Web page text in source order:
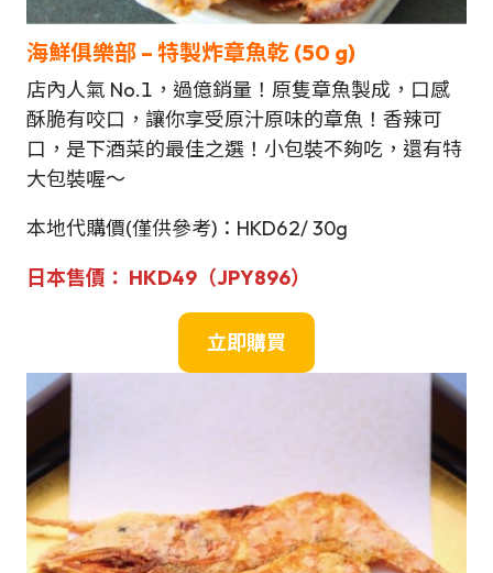
海鮮俱樂部 – 特製炸章魚乾 (50 g)
店內人氣 No.1，過億銷量！原隻章魚製成，口感
酥脆有咬口，讓你享受原汁原味的章魚！香辣可
口，是下酒菜的最佳之選！小包裝不夠吃，還有特
大包裝喔～
本地代購價(僅供參考)：HKD62/ 30g
日本售價： HKD49（JPY896）
立即購買